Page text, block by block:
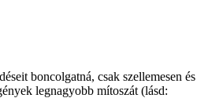
boncolgatná, csak szellemesen és
legnagyobb mítoszát (lásd: